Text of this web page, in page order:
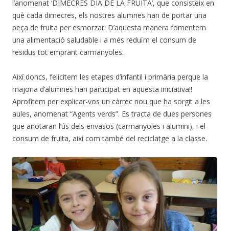
l’anomenat ‘DIMECRES DIA DE LA FRUITA’, que consisteix en
què cada dimecres, els nostres alumnes han de portar una
peça de fruita per esmorzar. D’aquesta manera fomentem
una alimentació saludable i a més reduïm el consum de
residus tot emprant carmanyoles.
Així doncs, felicitem les etapes d’infantil i primària perque la
majoria d’alumnes han participat en aquesta iniciativa!!
Aprofitem per explicar-vos un càrrec nou que ha sorgit a les
aules, anomenat “Agents verds”. Es tracta de dues persones
que anotaran l’ús dels envasos (carmanyoles i alumini), i el
consum de fruita, així com també del reciclatge a la classe.